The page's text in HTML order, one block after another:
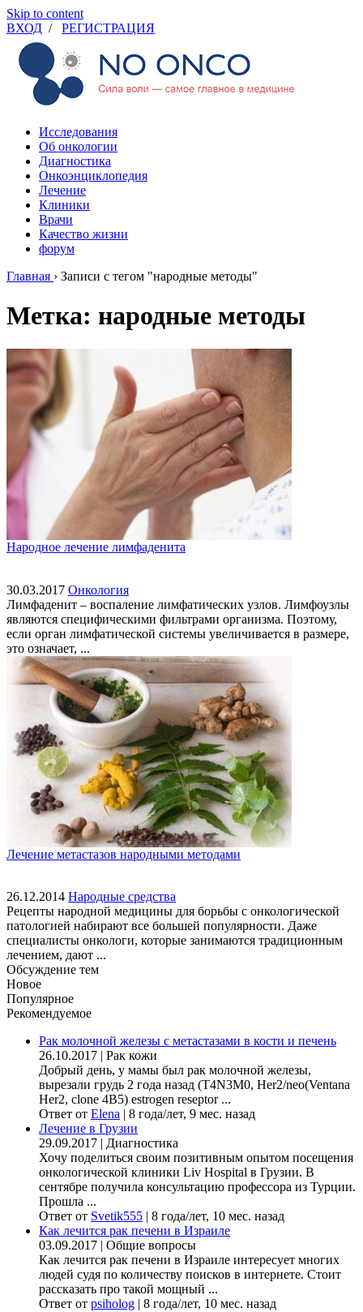
Skip to content
ВХОД / РЕГИСТРАЦИЯ
Исследования
Об онкологии
Диагностика
Онкоэнциклопедия
Лечение
Клиники
Врачи
Качество жизни
форум
Главная › Записи с тегом "народные методы"
Метка: народные методы
Народное лечение лимфаденита
30.03.2017 Онкология
Лимфаденит – воспаление лимфатических узлов. Лимфоузлы
являются специфическими фильтрами организма. Поэтому,
если орган лимфатической системы увеличивается в размере,
это означает, ...
Лечение метастазов народными методами
26.12.2014 Народные средства
Рецепты народной медицины для борьбы с онкологической
патологией набирают все большей популярности. Даже
специалисты онкологи, которые занимаются традиционным
лечением, дают ...
Обсуждение тем
Новое
Популярное
Рекомендуемое
Рак молочной железы с метастазами в кости и печень
26.10.2017
Рак кожи
Добрый день, у мамы был рак молочной железы,
вырезали грудь 2 года назад (Т4N3M0, Her2/neo(Ventana
Her2, clone 4B5) estrogen reseptor ...
Ответ от Elena
8 года/лет, 9 мес. назад
Лечение в Грузии
29.09.2017
Диагностика
Хочу поделиться своим позитивным опытом посещения
онкологической клиники Liv Hospital в Грузии. В
сентябре получила консультацию профессора из Турции.
Прошла ...
Ответ от Svetik555
8 года/лет, 10 мес. назад
Как лечится рак печени в Израиле
03.09.2017
Общие вопросы
Как лечится рак печени в Израиле интересует многих
людей судя по количеству поисков в интернете. Стоит
рассказать про такой мощный ...
Ответ от psiholog
8 года/лет, 10 мес. назад